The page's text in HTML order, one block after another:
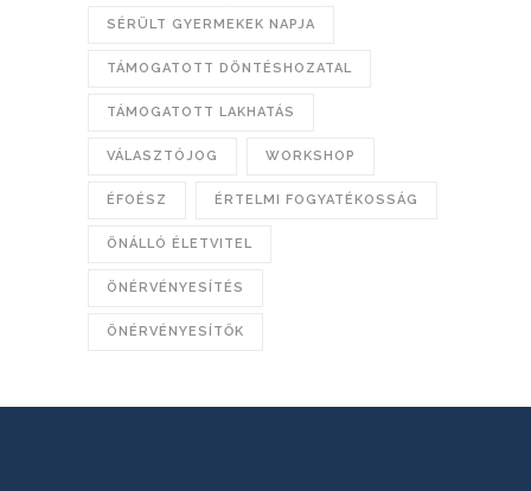
SÉRÜLT GYERMEKEK NAPJA
TÁMOGATOTT DÖNTÉSHOZATAL
TÁMOGATOTT LAKHATÁS
VÁLASZTÓJOG WORKSHOP
ÉFOÉSZ ÉRTELMI FOGYATÉKOSSÁG
ÖNÁLLÓ ÉLETVITEL
ÖNÉRVÉNYESÍTÉS
ÖNÉRVÉNYESÍTŐK